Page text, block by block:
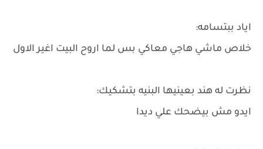
اياد ببتسامه:
خلاص ماشي هاجي معاكي بس لما اروح البيت اغير الاول
نظرت له هند بعينيها البنيه بتشكيك:
ايدو مش بيضحك علي ديدا